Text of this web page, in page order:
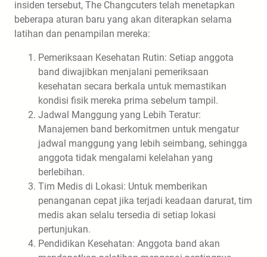
insiden tersebut, The Changcuters telah menetapkan
beberapa aturan baru yang akan diterapkan selama
latihan dan penampilan mereka:
Pemeriksaan Kesehatan Rutin: Setiap anggota
band diwajibkan menjalani pemeriksaan
kesehatan secara berkala untuk memastikan
kondisi fisik mereka prima sebelum tampil.
Jadwal Manggung yang Lebih Teratur:
Manajemen band berkomitmen untuk mengatur
jadwal manggung yang lebih seimbang, sehingga
anggota tidak mengalami kelelahan yang
berlebihan.
Tim Medis di Lokasi: Untuk memberikan
penanganan cepat jika terjadi keadaan darurat, tim
medis akan selalu tersedia di setiap lokasi
pertunjukan.
Pendidikan Kesehatan: Anggota band akan